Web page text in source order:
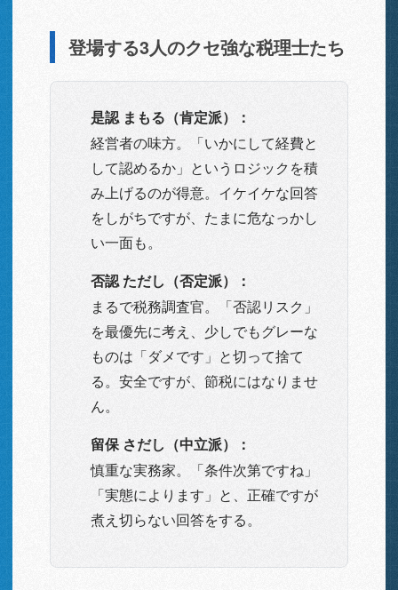
登場する3人のクセ強な税理士たち
是認 まもる（肯定派）：
経営者の味方。「いかにして経費と
して認めるか」というロジックを積
み上げるのが得意。イケイケな回答
をしがちですが、たまに危なっかし
い一面も。
否認 ただし（否定派）：
まるで税務調査官。「否認リスク」
を最優先に考え、少しでもグレーな
ものは「ダメです」と切って捨て
る。安全ですが、節税にはなりませ
ん。
留保 さだし（中立派）：
慎重な実務家。「条件次第ですね」
「実態によります」と、正確ですが
煮え切らない回答をする。